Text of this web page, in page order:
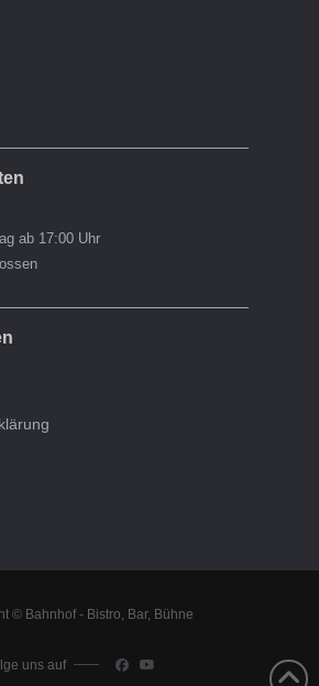
ab 17:00 Uhr
© Bahnhof - Bistro, Bar, Bühne
uns auf